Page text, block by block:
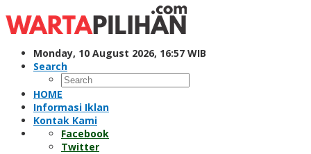
to
content
Monday, 10 August 2026, 16:57 WIB
Search
HOME
Informasi Iklan
Kontak Kami
Facebook
Twitter